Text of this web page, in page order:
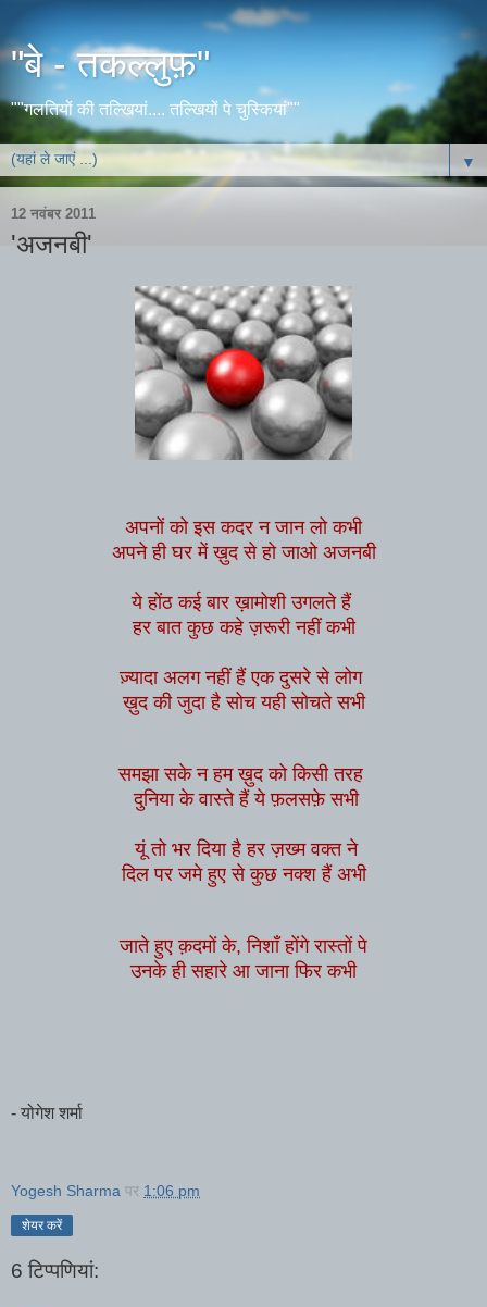
"बे - तकल्लुफ़"
""गलतियों की तल्खियां.... तल्खियों पे चुस्कियां""
▼
12 नवंबर 2011
'अजनबी'
अपनों को इस कदर न जान लो कभी
अपने ही घर में ख़ुद से हो जाओ अजनबी
ये होंठ कई बार ख़ामोशी उगलते हैं
हर बात कुछ कहे ज़रूरी नहीं कभी
ज़्यादा अलग नहीं हैंएक दुसरे से लोग
ख़ुद की जुदा है सोच यही सोचते सभी
समझा सकेनहमख़ुद को किसी तरह
दुनिया के वास्तेहैं ये फ़लसफ़े सभी
यूं तो भर दिया है हरज़ख्मवक्त ने
दिल पर जमे हुए से कुछ नक्श हैं अभी
जाते हुए क़दमों के, निशाँ होंगे रास्तों पे
उनके ही सहारे आ जाना फिर कभी
- योगेश शर्मा
Yogesh Sharma पर 1:06 pm
शेयर करें
6 टिप्‍पणियां: